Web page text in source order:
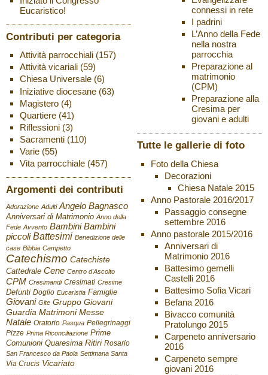
Eucaristico!
Contributi per categoria
Attività parrocchiali(157)
Attività vicariali(59)
Chiesa Universale(6)
Iniziative diocesane(63)
Magistero(4)
Quartiere(41)
Riflessioni(3)
Sacramenti(110)
Varie(55)
Vita parrocchiale(457)
Argomenti dei contributi
Adorazione Adulti Angelo Bagnasco
Anniversari di Matrimonio Anno della
Fede Avvento Bambini Bambini
piccoli Battesimi Benedizione delle
case Bibbia Campetto
Catechismo Catechiste
Cattedrale Cene Centro d'Ascolto
CPM Cresimandi Cresimati Cresime
Defunti Doglio Eucaristia Famiglie
Giovani Gite Gruppo Giovani
Guardia Matrimoni Messe
Natale Oratorio Pasqua Pellegrinaggi
Pizze Prima Riconciliazione Prime
Comunioni Quaresima Ritiri Rosario
San Francesco da Paola Settimana Santa
Via Crucis Vicariato
connessi in rete
I padrini
L’Anno della Fede
nella nostra
parrocchia
Preparazione al
matrimonio
(CPM)
Preparazione alla
Cresima per
giovani e adulti
Tutte le gallerie di foto
Foto della Chiesa
Decorazioni
Chiesa Natale 2015
Anno Pastorale 2016/2017
Passaggio consegne
settembre 2016
Anno pastorale 2015/2016
Anniversari di
Matrimonio 2016
Battesimo gemelli
Castelli 2016
Battesimo Sofia Vicari
Befana 2016
Bivacco comunità
Pratolungo 2015
Carpeneto anniversario
2016
Carpeneto sempre
giovani 2016